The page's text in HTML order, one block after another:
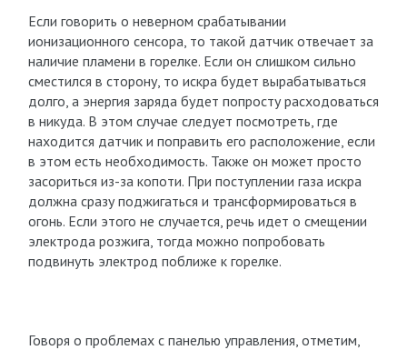
Если говорить о неверном срабатывании
ионизационного сенсора, то такой датчик отвечает за
наличие пламени в горелке. Если он слишком сильно
сместился в сторону, то искра будет вырабатываться
долго, а энергия заряда будет попросту расходоваться
в никуда. В этом случае следует посмотреть, где
находится датчик и поправить его расположение, если
в этом есть необходимость. Также он может просто
засориться из-за копоти. При поступлении газа искра
должна сразу поджигаться и трансформироваться в
огонь. Если этого не случается, речь идет о смещении
электрода розжига, тогда можно попробовать
подвинуть электрод поближе к горелке.
Говоря о проблемах с панелью управления, отметим,